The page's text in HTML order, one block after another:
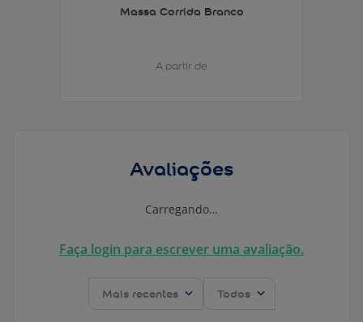
Massa Corrida Branco
A partir de
Avaliações
Carregando…
Faça login para escrever uma avaliação.
Mais recentes Todos